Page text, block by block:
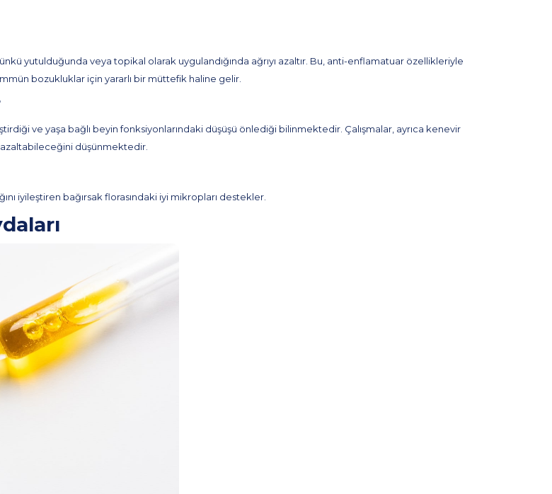
yutulduğunda veya topikal olarak uygulandığında ağrıyı azaltır. Bu, anti-enflamatuar özellikleriyle
bozukluklar için yararlı bir müttefik haline gelir.
ve yaşa bağlı beyin fonksiyonlarındaki düşüşü önlediği bilinmektedir. Çalışmalar, ayrıca kenevir
azaltabileceğini düşünmektedir.
iyileştiren bağırsak florasındaki iyi mikropları destekler.